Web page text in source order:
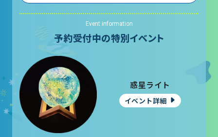
Event information
予約受付中の特別イベント
惑星ライト
イベント詳細